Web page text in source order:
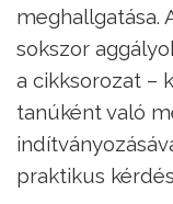
meghallgatása.
sokszor
a cikksorozat –
tanúként való
praktikus